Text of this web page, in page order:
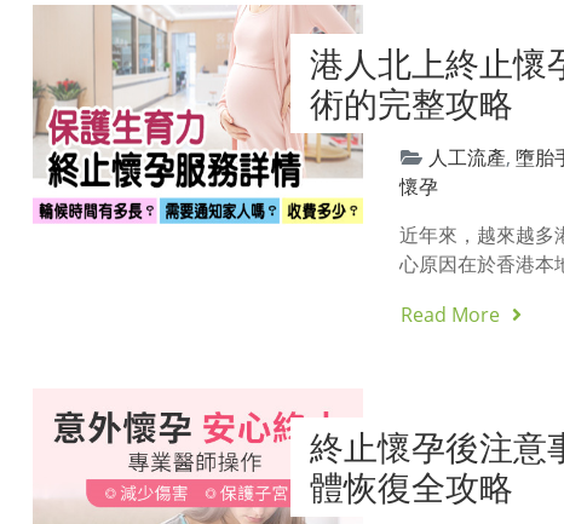
港人北上終止懷
術的完整攻略
人工流產,墮胎
懷孕
近年來，越來越多
心原因在於香港本
Read More
終止懷孕後注意
體恢復全攻略